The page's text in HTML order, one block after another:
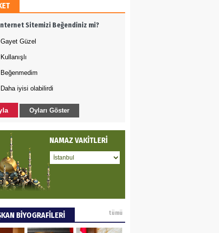
bile rahat
Şehzade
HAYRİ PEKER
- Sağlık
önemli
BULUZ
DEĞİŞİKLİĞİNE KARŞI
KENTLERİ NE
GÜNEY
12 Eylül..
TAŞDEMİR
Sitemizi Beğendiniz mi?
Gayet Güzel
Kullanışlı
Beğenmedim
Daha iyisi olabilirdi
Oyları Göster
NAMAZ VAKİTLERİ
BİYOGRAFİLERİ tümü